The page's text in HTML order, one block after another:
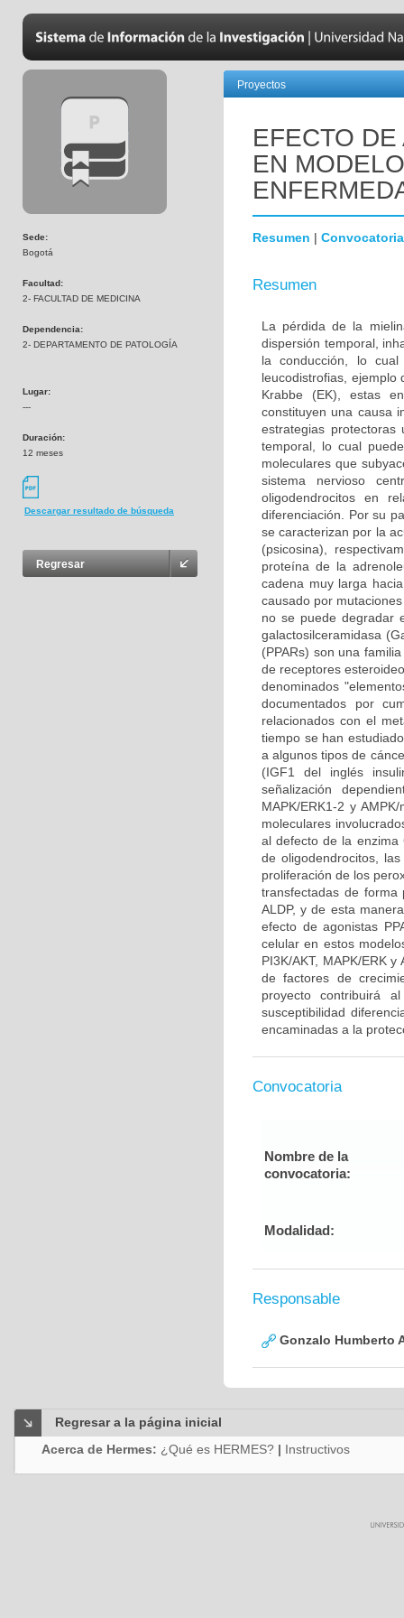
Sede:
Bogotá
Facultad:
2- FACULTAD DE MEDICINA
Dependencia:
2- DEPARTAMENTO DE PATOLOGÍA
Lugar:
---
Duración:
12 meses
Descargar resultado de búsqueda
Regresar
Proyectos
EFECTO
EN
Resumen | Convocatoria
Resumen
La pérdida de la
dispersión temporal,
la conducción, lo cual
leucodistrofias,
Krabbe (EK), estas
constituyen una causa
estrategias protectoras
temporal, lo cual
moleculares que
sistema nervioso
oligodendrocitos en
diferenciación. Por su
se caracterizan por la
(psicosina),
proteína de la
cadena muy larga
causado por
no se puede degradar
galactosilceramidasa
(PPARs) son una
de receptores
denominados
documentados por
relacionados con el
tiempo se han
a algunos tipos de
(IGF1 del inglés
señalización
MAPK/ERK1-2 y
moleculares
al defecto de la enzima
de oligodendrocitos,
proliferación de los
transfectadas de forma
ALDP, y de esta
efecto de agonistas
celular en estos
PI3K/AKT, MAPK/ERK
de factores de
proyecto contribuirá
susceptibilidad
encaminadas a la
Convocatoria
Nombre de la
convocatoria:
Modalidad:
Responsable
Gonzalo Humberto
Regresar a la página inicial
Acerca de Hermes: ¿Qué es HERMES? | Instructivos